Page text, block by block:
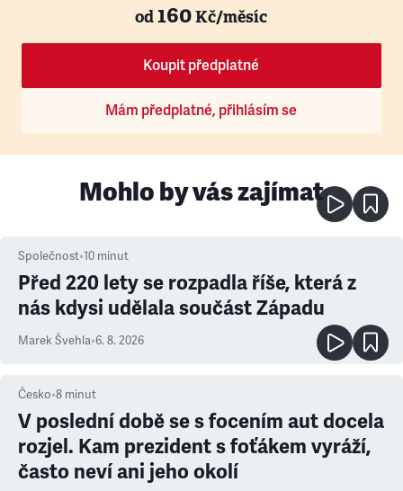
od160Kč/měsíc
Koupit předplatné
Mám předplatné, přihlásím se
Mohlo by vás zajímat
Společnost•10 minut
Před 220 lety se rozpadla říše, která z
nás kdysi udělala součást Západu
Marek Švehla•6. 8. 2026
Česko•8 minut
V poslední době se s focením aut docela
rozjel. Kam prezident s foťákem vyráží,
často neví ani jeho okolí